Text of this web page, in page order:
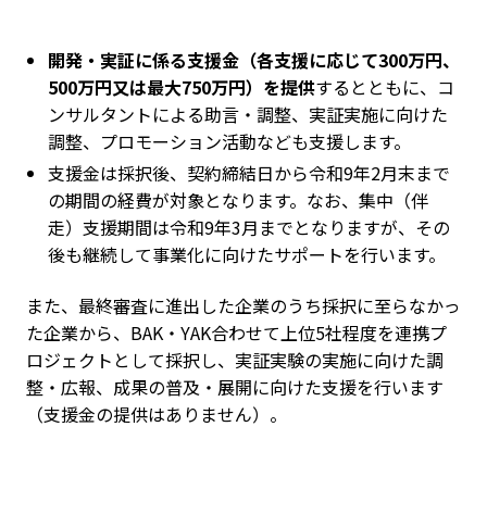
開発・実証に係る支援金（各支援に応じて300万円、
500万円又は最大750万円）を提供するとともに、コ
ンサルタントによる助言・調整、実証実施に向けた
調整、プロモーション活動なども支援します。
支援金は採択後、契約締結日から令和9年2月末まで
の期間の経費が対象となります。なお、集中（伴
走）支援期間は令和9年3月までとなりますが、その
後も継続して事業化に向けたサポートを行います。
また、最終審査に進出した企業のうち採択に至らなかっ
た企業から、BAK・YAK合わせて上位5社程度を連携プ
ロジェクトとして採択し、実証実験の実施に向けた調
整・広報、成果の普及・展開に向けた支援を行います
（支援金の提供はありません）。